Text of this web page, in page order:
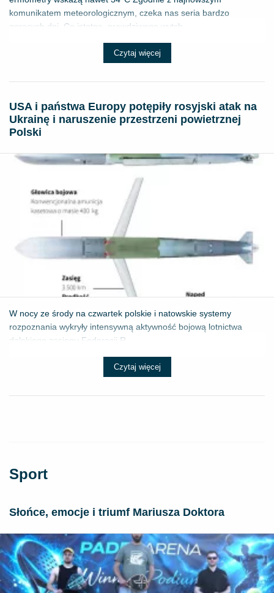
komunikatem meteorologicznym, czeka nas seria bardzo
gorących dni. Co istotne, prawdziwego wytch...
Czytaj więcej
USA i państwa Europy potępiły rosyjski atak na
Ukrainę i naruszenie przestrzeni powietrznej
Polski
W nocy ze środy na czwartek polskie i natowskie systemy
rozpoznania wykryły intensywną aktywność bojową lotnictwa
dalekiego zasięgu Federacji R...
Czytaj więcej
Sport
Słońce, emocje i triumf Mariusza Doktora